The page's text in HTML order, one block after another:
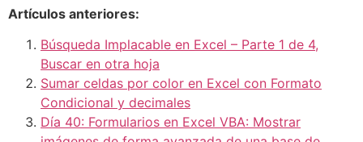
Artículos anteriores:
Búsqueda Implacable en Excel – Parte 1 de 4,
Buscar en otra hoja
Sumar celdas por color en Excel con Formato
Condicional y decimales
Día 40: Formularios en Excel VBA: Mostrar